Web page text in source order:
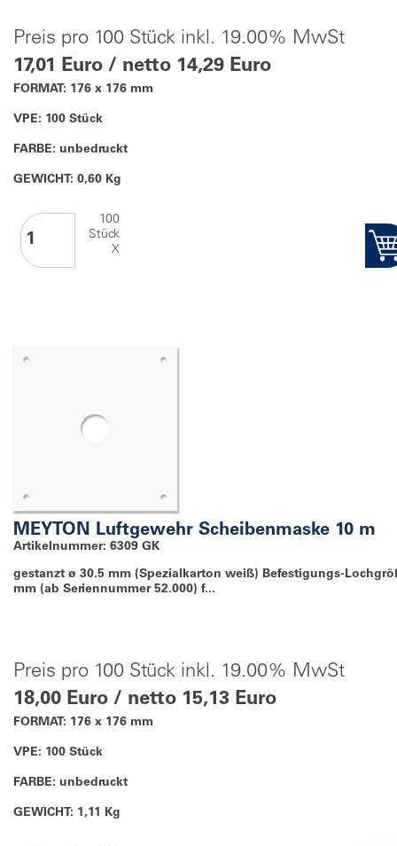
Preis pro 100 Stück inkl. 19.00% MwSt
17,01 Euro / netto 14,29 Euro
FORMAT: 176 x 176 mm
VPE: 100 Stück
FARBE: unbedruckt
GEWICHT: 0,60 Kg
100
Stück
X
MEYTON Luftgewehr Scheibenmaske 10 m
Artikelnummer: 6309 GK
gestanzt ø 30.5 mm (Spezialkarton weiß) Befestigungs-
mm (ab Seriennummer 52.000) f...
Preis pro 100 Stück inkl. 19.00% MwSt
18,00 Euro / netto 15,13 Euro
FORMAT: 176 x 176 mm
VPE: 100 Stück
FARBE: unbedruckt
GEWICHT: 1,11 Kg